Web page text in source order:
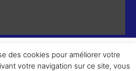
des cookies pour améliorer votre
votre navigation sur ce site, vous